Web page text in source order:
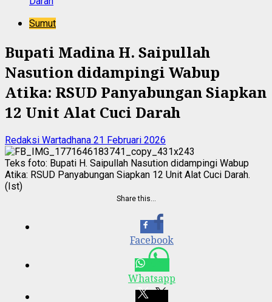
Sumut
Bupati Madina H. Saipullah
Nasution didampingi Wabup
Atika: RSUD Panyabungan Siapkan
12 Unit Alat Cuci Darah
Redaksi Wartadhana 21 Februari 2026
Teks foto: Bupati H. Saipullah Nasution didampingi Wabup
Atika: RSUD Panyabungan Siapkan 12 Unit Alat Cuci Darah.
(Ist)
Share this…
Facebook
Whatsapp